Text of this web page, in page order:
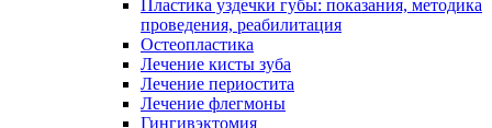
Пластика уздечки губы: показания, методика
проведения, реабилитация
Остеопластика
Лечение кисты зуба
Лечение периостита
Лечение флегмоны
Гингивэктомия